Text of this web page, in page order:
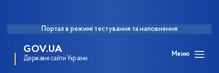
Портал в режимі тестування та наповнення
GOV.UA
Державні сайти України
Меню